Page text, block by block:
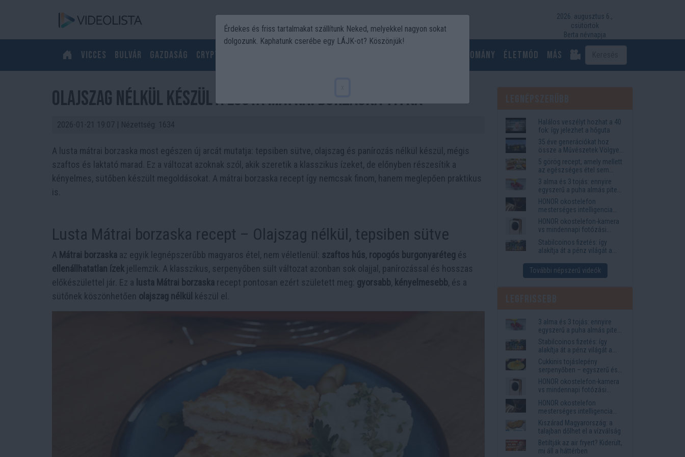
2026. augusztus 6.,
csütörtök
Berta névnapja
Vicces Bulvár Gazdaság Crypto Tudomány Életmód más
Olajszag nélkül készül a lusta mátrai borzaska titka
2026-01-21 19:07 | Nézettség: 1634
A lusta mátrai borzaska most egészen új arcát mutatja: tepsiben sütve, olajszag és panírozás nélkül készül, mégis
szaftos és laktató marad. Ez a változat azoknak szól, akik szeretik a klasszikus ízeket, de előnyben részesítik a
kényelmes, sütőben készült megoldásokat. A mátrai borzaska recept így nemcsak finom, hanem meglepően praktikus
is.
Lusta Mátrai borzaska recept – Olajszag nélkül, tepsiben sütve
A Mátrai borzaska az egyik legnépszerűbb magyaros étel, nem véletlenül: szaftos hús, ropogós burgonyaréteg és
ellenállhatatlan ízek jellemzik. A klasszikus, serpenyőben sült változat azonban sok olajjal, panírozással és hosszas
előkészülettel jár. Ez a lusta Mátrai borzaska recept pontosan ezért született meg: gyorsabb, kényelmesebb, és a
sütőnek köszönhetően olajszag nélkül készül el.
Halálos veszélyt hozhat a 40
fok: így jelezhet a hőguta
35 éve generációkat hoz
össze a Művészetek Völgye
– megvan a 2027-es időpont
és a bérletár
5 görög recept, amely mellett
az egészséges étel sem
tűnik lemondásnak
3 alma és 3 tojás: ennyire
egyszerű a puha almás pite
titka
HONOR okostelefon
mesterséges intelligencia
funkciók, amelyek
megkönnyítik az életet
HONOR okostelefon-kamera
vs mindennapi fotózási
igények
Stabilcoinos fizetés: így
alakítja át a pénz világát a
Western Union
További népszerű videók
3 alma és 3 tojás: ennyire
egyszerű a puha almás pite
titka
Stabilcoinos fizetés: így
alakítja át a pénz világát a
Visa, a Mastercard és a
Western Union
Cukkinis tojáslepény
serpenyőben – egyszerű és
laktató vacsora
HONOR okostelefon-kamera
vs mindennapi fotózási
igények
HONOR okostelefon
mesterséges intelligencia
funkciók, amelyek
megkönnyítik az életet
Kiszárad Magyarország: a
talajban dőlhet el a vízválság
Betiltják az air fryert? Kiderült,
mi áll a háttérben
Érdekes és friss tartalmakat szállítunk Neked, melyekkel nagyon sokat
dolgozunk. Kaphatunk cserébe egy LÁJK-ot? Köszönjük!